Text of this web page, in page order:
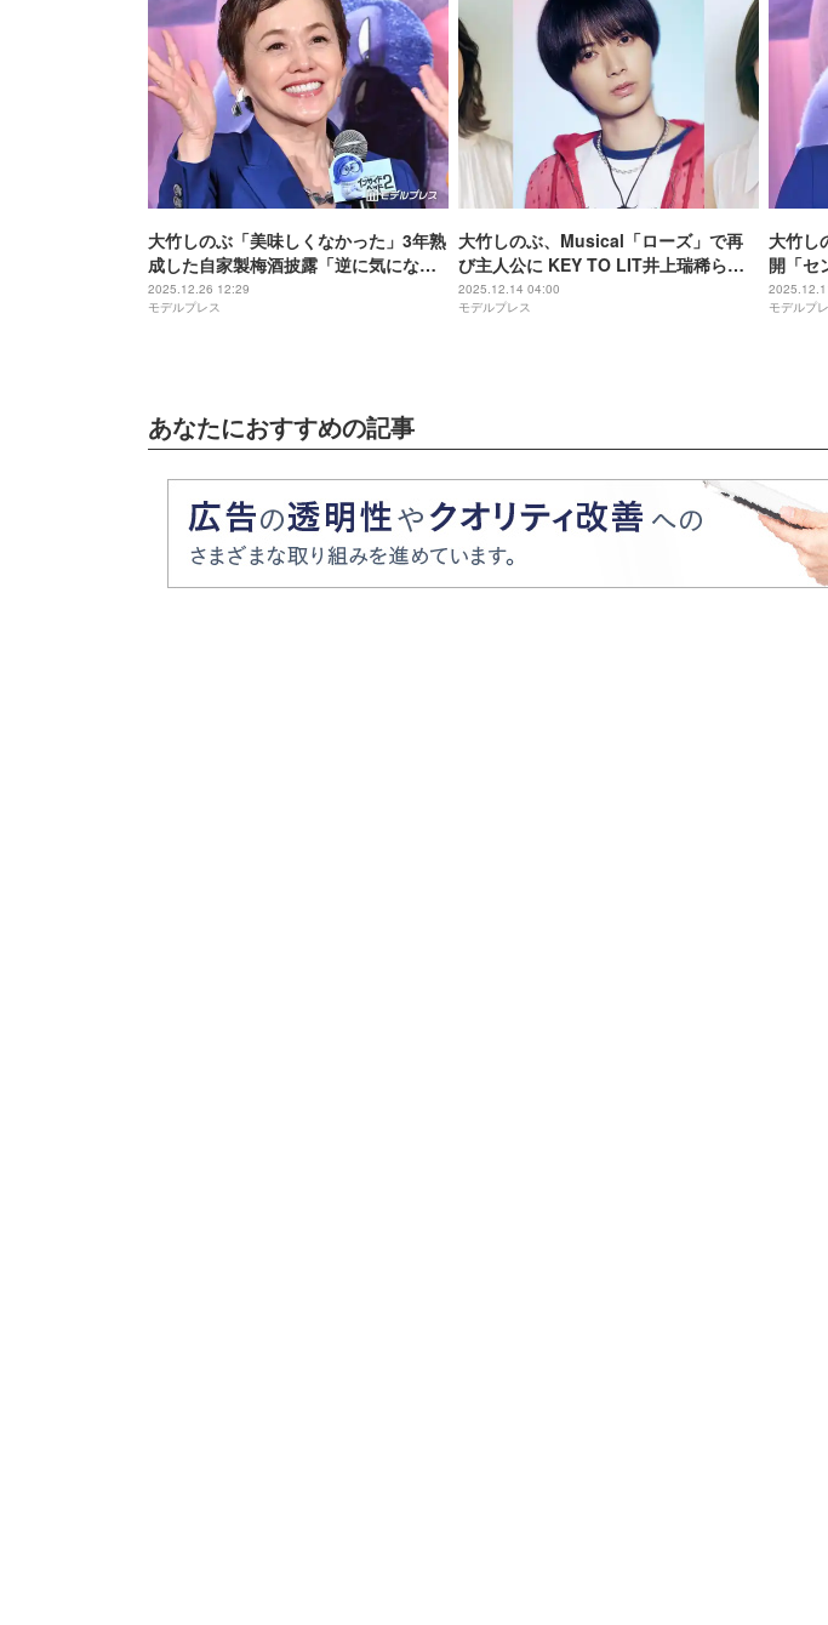
大竹しのぶ「美味しくなかった」3年熟
成した自家製梅酒披露「逆に気にな
る」「感想がチャーミング」の声
2025.12.26 12:29
モデルプレス
大竹しのぶ、Musical「ローズ」で再
び主人公に KEY TO LIT井上瑞稀ら新
たなキャストも発表【コメント】
2025.12.14 04:00
モデルプレス
大竹し
開「セ
ゃれ」
モデルプ
あなたにおすすめの記事